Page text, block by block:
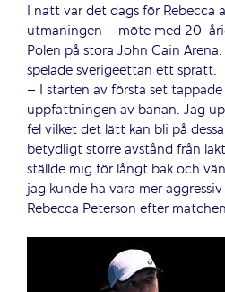
I natt var det dags för Rebecca
utmaningen – möte med 20-
Polen på stora John Cain
spelade sverigeettan ett spratt.
– I starten av första set
uppfattningen av banan. Jag
fel vilket det lätt kan bli på
betydligt större avstånd från
ställde mig för långt bak och
jag kunde ha vara mer
Rebecca Peterson efter